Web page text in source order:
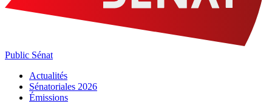
Public Sénat
Actualités
Sénatoriales 2026
Émissions